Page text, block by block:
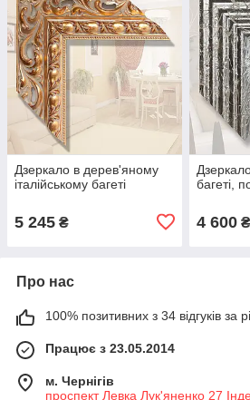
Дзеркало в дерев'яному
італійському багеті
5 245 ₴
багеті,
4 600₴
Про нас
100% позитивних з 34 відгуків за
Працює з 23.05.2014
м. Чернігів
проспект Левка Лук'яненко 27